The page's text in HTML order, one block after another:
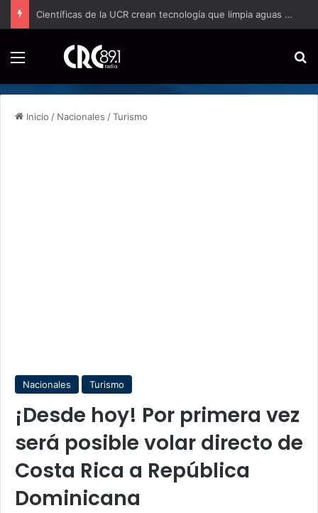
Científicas de la UCR crean tecnología que limpia aguas residuales con hongos
Menú
Inicio / Nacionales /Turismo
Nacionales Turismo
¡Desde hoy! Por primera vez
será posible volar directo de
Costa Rica a República
Dominicana